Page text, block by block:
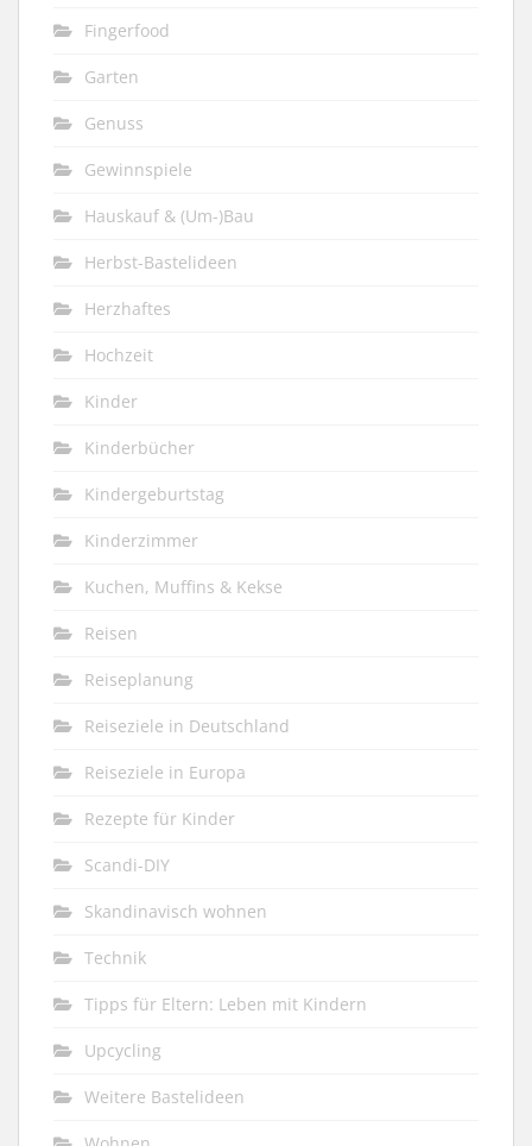
Fingerfood
Garten
Genuss
Gewinnspiele
Hauskauf & (Um-)Bau
Herbst-Bastelideen
Herzhaftes
Hochzeit
Kinder
Kinderbücher
Kindergeburtstag
Kinderzimmer
Kuchen, Muffins & Kekse
Reisen
Reiseplanung
Reiseziele in Deutschland
Reiseziele in Europa
Rezepte für Kinder
Scandi-DIY
Skandinavisch wohnen
Technik
Tipps für Eltern: Leben mit Kindern
Upcycling
Weitere Bastelideen